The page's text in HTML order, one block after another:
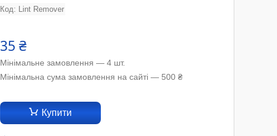
Код: Lint Remover
35 ₴
Мінімальне замовлення — 4 шт.
Мінімальна сума замовлення на сайті — 500 ₴
Купити